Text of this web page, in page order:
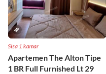
Sisa 1 kamar
Apartemen The Alton Tipe
1 BR Full Furnished Lt 29